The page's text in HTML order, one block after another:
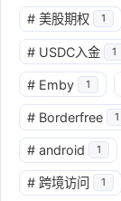
# 美股期权 1
# USDC入金 1
# Emby 1
# Borderfree 1
# android 1
# 跨境访问 1